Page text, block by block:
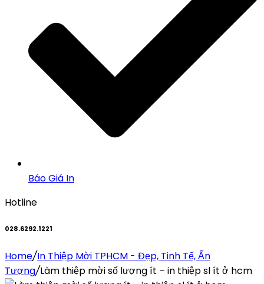
Báo Giá In
Hotline
028.6292.1221
Home/In Thiệp Mời TPHCM - Đẹp, Tinh Tế, Ấn
Tượng/Làm thiệp mời số lượng ít – in thiệp sl ít ở hcm